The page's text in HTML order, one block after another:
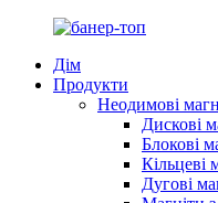
Дім
Продукти
Неодимові
Дискові
Блокові
Кільцеві
Дугові